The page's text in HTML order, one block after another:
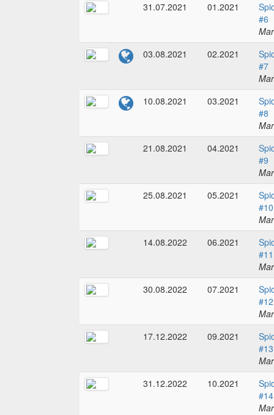
31.07.2021
01.2021
#6
03.08.2021
02.2021
#7
10.08.2021
03.2021
#8
21.08.2021
04.2021
#9
25.08.2021
05.2021
#10
14.08.2022
06.2021
#11
30.08.2022
07.2021
#12
17.12.2022
09.2021
#13
31.12.2022
10.2021
#14